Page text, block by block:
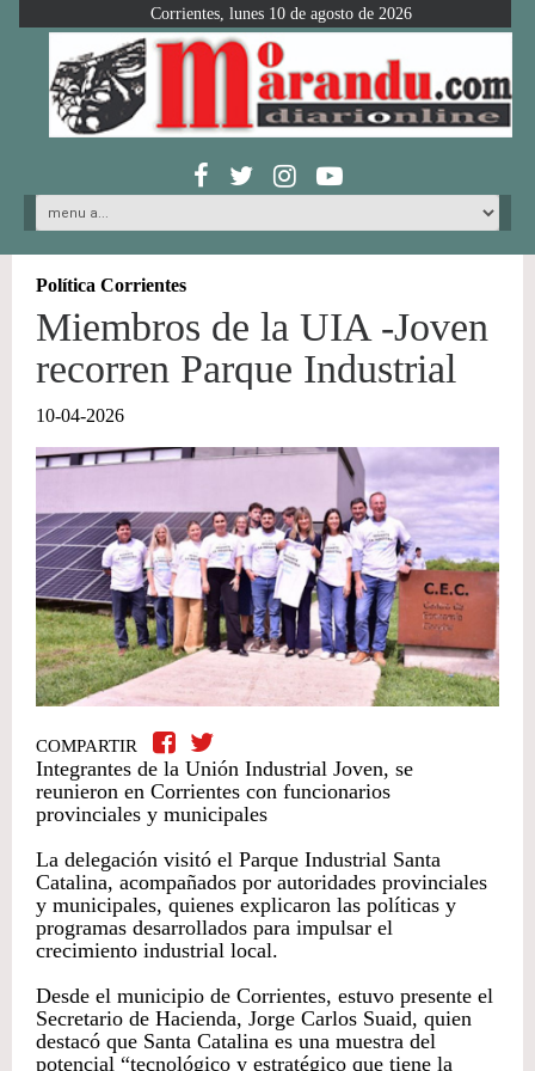
Corrientes, lunes 10 de agosto de 2026
Política Corrientes
Miembros de la UIA -Joven
recorren Parque Industrial
10-04-2026
COMPARTIR
Integrantes de la Unión Industrial Joven, se
reunieron en Corrientes con funcionarios
provinciales y municipales
La delegación visitó el Parque Industrial Santa
Catalina, acompañados por autoridades provinciales
y municipales, quienes explicaron las políticas y
programas desarrollados para impulsar el
crecimiento industrial local.
Desde el municipio de Corrientes, estuvo presente el
Secretario de Hacienda, Jorge Carlos Suaid, quien
destacó que Santa Catalina es una muestra del
potencial “tecnológico y estratégico que tiene la